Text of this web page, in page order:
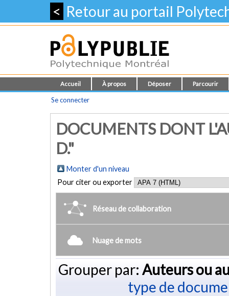
< Retour au portail
Accueil À propos Déposer Parcourir
Se connecter
DOCUMENTS DONT
D."
Monter d'un niveau
Pour citer ou exporter
Réseau de collaboration
Nuage de mots
Grouper par: Auteurs ou
type de